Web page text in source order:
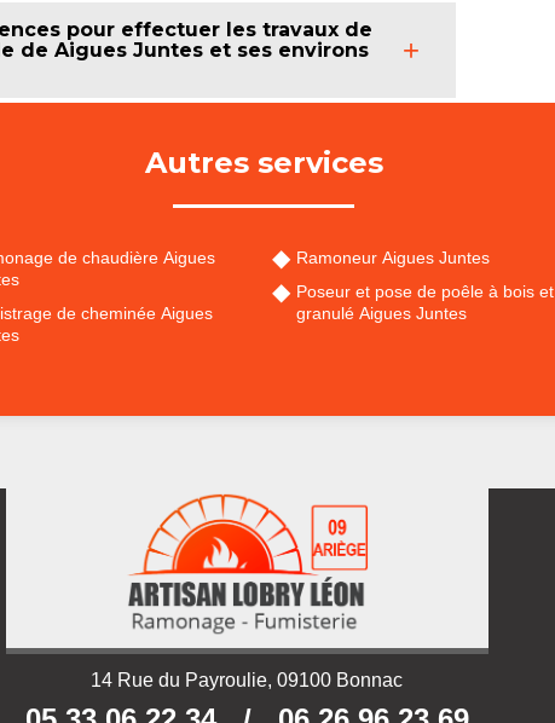
pour effectuer les travaux de
de Aigues Juntes et ses environs
Autres services
de chaudière Aigues
de cheminée Aigues
Ramoneur Aigues Juntes
Poseur et pose de poêle à bois et
granulé Aigues Juntes
14 Rue du Payroulie, 09100 Bonnac